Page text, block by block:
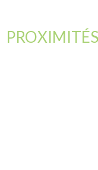
PROXIMITÉS